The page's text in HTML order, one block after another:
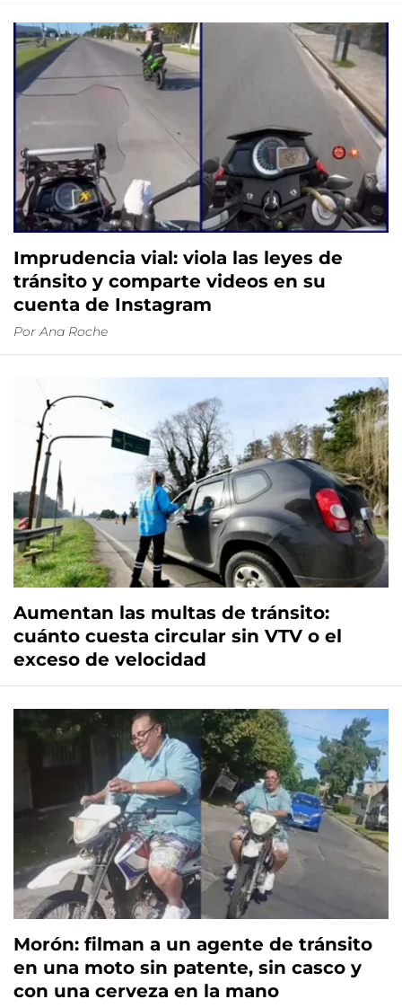
Imprudencia vial: viola las leyes de
tránsito y comparte videos en su
cuenta de Instagram
Por Ana Roche
Aumentan las multas de tránsito:
cuánto cuesta circular sin VTV o el
exceso de velocidad
Morón: filman a un agente de tránsito
en una moto sin patente, sin casco y
con una cerveza en la mano